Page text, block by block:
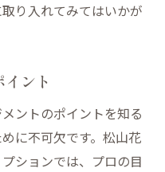
り入れてみてはいかが
ント
ントのポイントを知る
に不可欠です。松山花
ションでは、プロの目